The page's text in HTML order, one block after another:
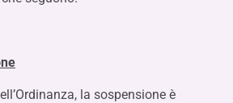
la sospensione è